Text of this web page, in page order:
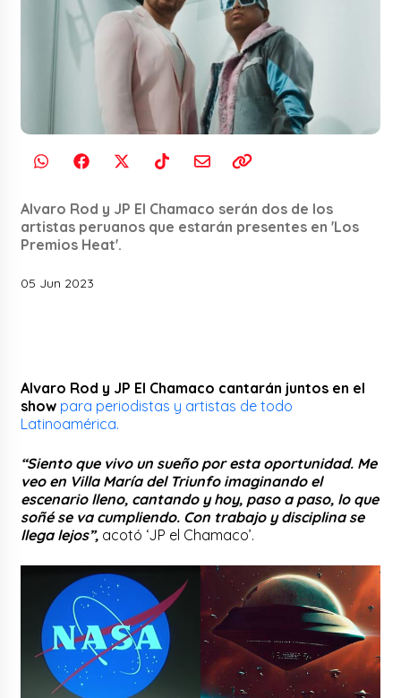
Alvaro Rod y JP El Chamaco serán dos de los
artistas peruanos que estarán presentes en 'Los
Premios Heat'.
05 Jun 2023
Alvaro Rod y JP El Chamaco cantarán juntos en el
show para periodistas y artistas de todo
Latinoamérica.
“Siento que vivo un sueño por esta oportunidad. Me
veo en Villa María del Triunfo imaginando el
escenario lleno, cantando y hoy, paso a paso, lo que
soñé se va cumpliendo. Con trabajo y disciplina se
llega lejos”, acotó ‘JP el Chamaco’.